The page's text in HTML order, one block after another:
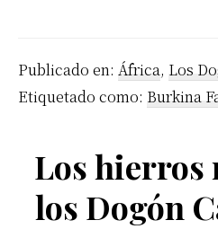
Binu
mitos
leyendas
Dogón
Publicado en: África, Los
Etiquetado como: Burkina
Los hierros
los Dogón